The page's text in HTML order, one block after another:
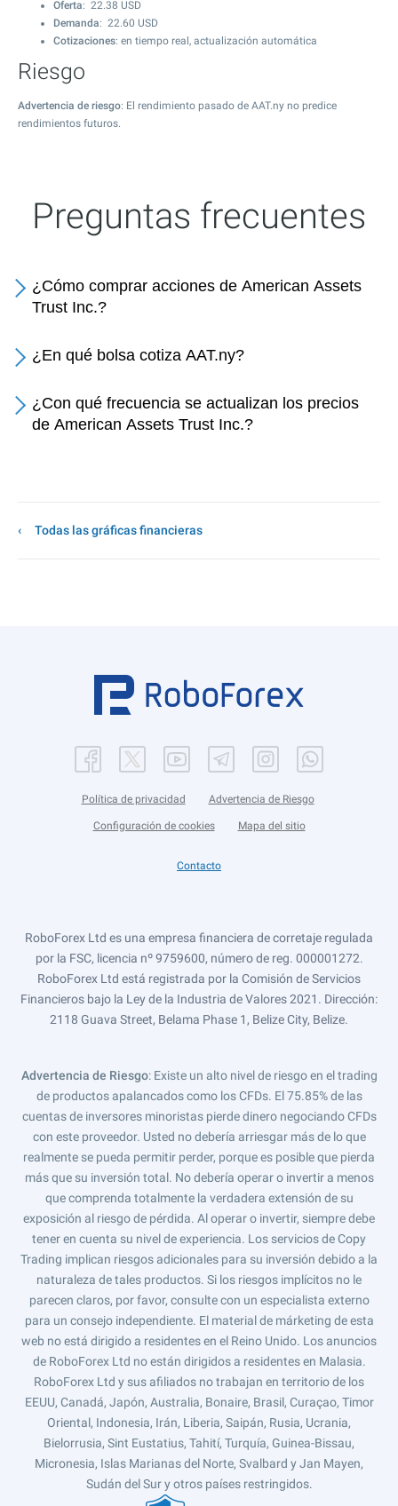
Oferta: 22.38 USD
Demanda: 22.60 USD
Cotizaciones: en tiempo real, actualización automática
Riesgo
Advertencia de riesgo: El rendimiento pasado de AAT.ny no predice
rendimientos futuros.
Preguntas frecuentes
¿Cómo comprar acciones de American Assets
Trust Inc.?
¿En qué bolsa cotiza AAT.ny?
¿Con qué frecuencia se actualizan los precios
de American Assets Trust Inc.?
Todas las gráficas financieras
Política de privacidad Advertencia de Riesgo
Configuración de cookies Mapa del sitio
Contacto
RoboForex Ltd es una empresa financiera de corretaje regulada
por la FSC, licencia nº 9759600, número de reg. 000001272.
RoboForex Ltd está registrada por la Comisión de Servicios
Financieros bajo la Ley de la Industria de Valores 2021. Dirección:
2118 Guava Street, Belama Phase 1, Belize City, Belize.
Advertencia de Riesgo: Existe un alto nivel de riesgo en el trading
de productos apalancados como los CFDs. El 75.85% de las
cuentas de inversores minoristas pierde dinero negociando CFDs
con este proveedor. Usted no debería arriesgar más de lo que
realmente se pueda permitir perder, porque es posible que pierda
más que su inversión total. No debería operar o invertir a menos
que comprenda totalmente la verdadera extensión de su
exposición al riesgo de pérdida. Al operar o invertir, siempre debe
tener en cuenta su nivel de experiencia. Los servicios de Copy
Trading implican riesgos adicionales para su inversión debido a la
naturaleza de tales productos. Si los riesgos implícitos no le
parecen claros, por favor, consulte con un especialista externo
para un consejo independiente. El material de márketing de esta
web no está dirigido a residentes en el Reino Unido. Los anuncios
de RoboForex Ltd no están dirigidos a residentes en Malasia.
RoboForex Ltd y sus afiliados no trabajan en territorio de los
EEUU, Canadá, Japón, Australia, Bonaire, Brasil, Curaçao, Timor
Oriental, Indonesia, Irán, Liberia, Saipán, Rusia, Ucrania,
Bielorrusia, Sint Eustatius, Tahití, Turquía, Guinea-Bissau,
Micronesia, Islas Marianas del Norte, Svalbard y Jan Mayen,
Sudán del Sur y otros países restringidos.